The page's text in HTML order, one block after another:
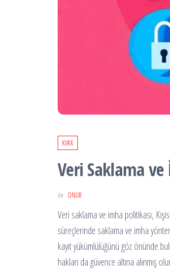
KVKK
Veri Saklama ve
ile ONUR
Veri saklama ve imha politikası,
süreçlerinde saklama ve imha
kayıt yükümlülüğünü göz önünde
hakları da güvence altına alınmış